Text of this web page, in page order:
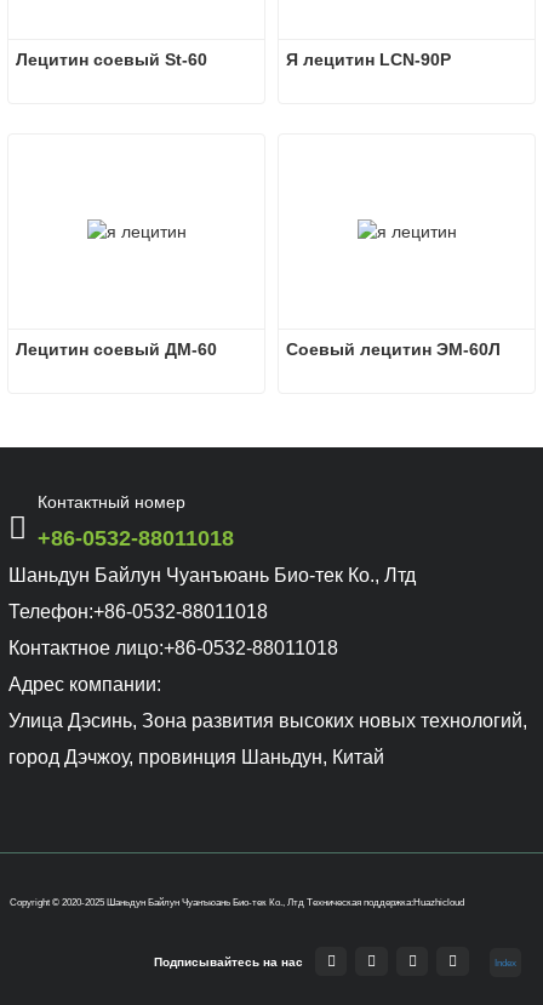
Лецитин соевый St-60 Я лецитин LCN-90P
Лецитин соевый ДМ-60 Соевый лецитин ЭМ-60Л
Контактный номер
+86-0532-88011018
Шаньдун Байлун Чуанъюань Био-тек Ко., Лтд
Телефон:+86-0532-88011018
Контактное лицо:+86-0532-88011018
Адрес компании:
Улица Дэсинь, Зона развития высоких новых технологий,
город Дэчжоу, провинция Шаньдун, Китай
Copyright © 2020-2025 Шаньдун Байлун Чуанъюань Био-тек Ко., Лтд Техническая поддержка:Huazhicloud
Подписывайтесь на нас Index